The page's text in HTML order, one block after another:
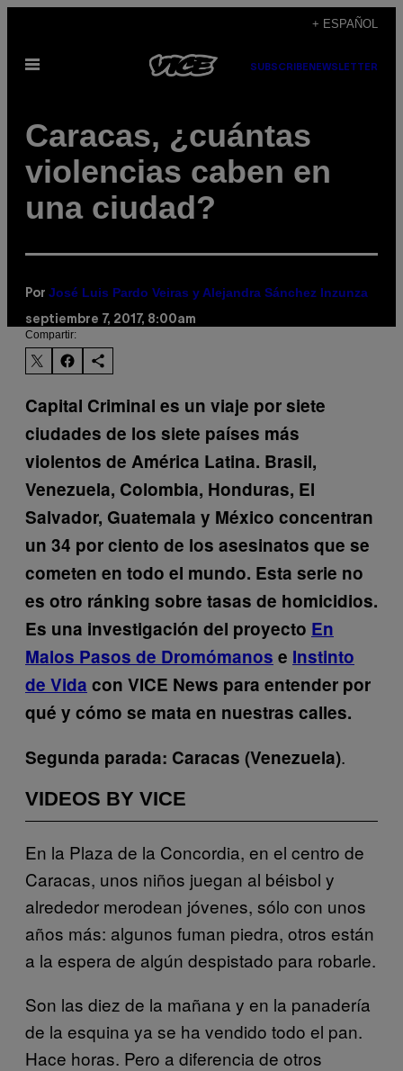
contenido
+ ESPAÑOL
Abrir
SUBSCRIBE NEWSLETTER
Caracas, ¿cuántas
violencias caben en
una ciudad?
Por José Luis Pardo Veiras y Alejandra Sánchez Inzunza
septiembre 7, 2017, 8:00am
Compartir:
Capital Criminal es un viaje por siete
ciudades de los siete países más
violentos de América Latina. Brasil,
Venezuela, Colombia, Honduras, El
Salvador, Guatemala y México concentran
un 34 por ciento de los asesinatos que se
cometen en todo el mundo. Esta serie no
es otro ránking sobre tasas de homicidios.
Es una investigación del proyecto En
Malos Pasos de Dromómanos e Instinto
de Vida con VICE News para entender por
qué y cómo se mata en nuestras calles.
Segunda parada: Caracas (Venezuela).
VIDEOS BY VICE
En la Plaza de la Concordia, en el centro de
Caracas, unos niños juegan al béisbol y
alrededor merodean jóvenes, sólo con unos
años más: algunos fuman piedra, otros están
a la espera de algún despistado para robarle.
Son las diez de la mañana y en la panadería
de la esquina ya se ha vendido todo el pan.
Hace horas. Pero a diferencia de otros